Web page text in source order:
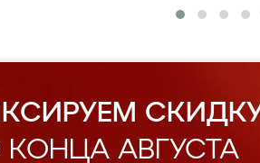
СКИДКУ
АВГУСТА